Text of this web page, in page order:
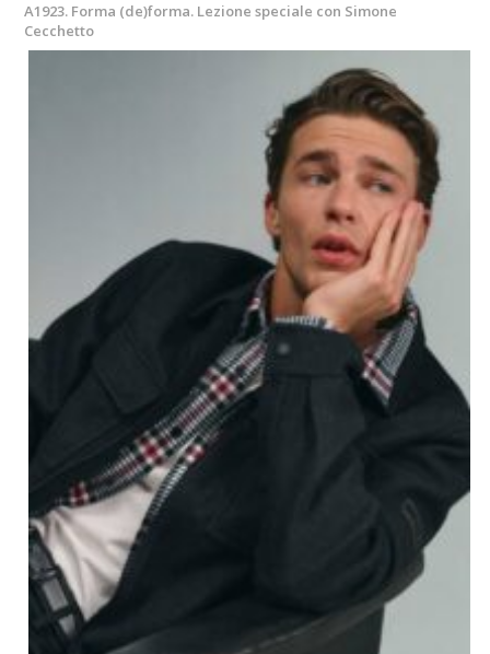
A1923. Forma (de)forma. Lezione speciale con Simone
Cecchetto